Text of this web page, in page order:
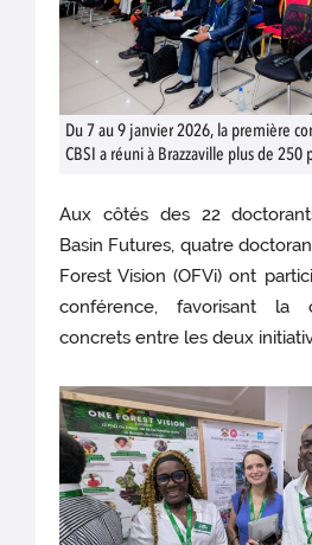
Du 7 au 9 janvier 2026, la première
CBSI a réuni à Brazzaville plus de 250
Aux côtés des 22
Basin Futures, quatre
Forest Vision (OFVi) ont
conférence, favorisant la
concrets entre les deux